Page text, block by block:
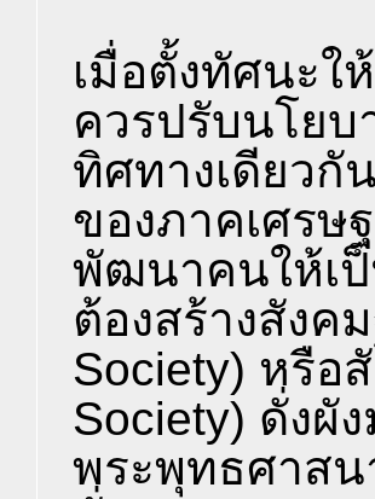
เมื่อตั้งทัศนะใ
ควรปรับนโยบ
ทิศทางเดียวกั
ของภาคเศรษ
พัฒนาคนให้เ
ต้องสร้างสังค
Society) หรือ
Society) ดั่งผั
พระพุทธศาสน